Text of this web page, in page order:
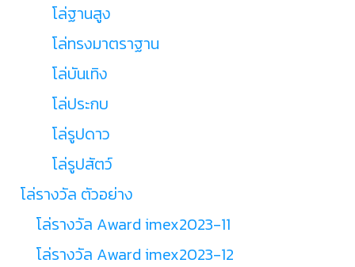
โล่ฐานสูง
โล่ทรงมาตราฐาน
โล่บันเทิง
โล่ประกบ
โล่รูปดาว
โล่รูปสัตว์
โล่รางวัล ตัวอย่าง
โล่รางวัล Award imex2023-11
โล่รางวัล Award imex2023-12